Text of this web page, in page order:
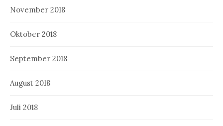
November 2018
Oktober 2018
September 2018
August 2018
Juli 2018